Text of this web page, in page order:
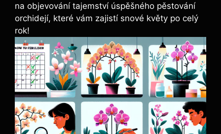
na objevování⁢ tajemství úspěšného pěstování
orchidejí, ⁣které vám zajistí snové květy po celý​
rok!